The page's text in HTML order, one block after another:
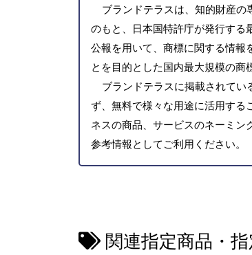
ブランドテラスは、知的財産
のもと、日本国特許庁が発行する
公報を用いて、商標に関する情報
とを目的とした国内最大規模の商
ブランドテラスに掲載されてい
ず、無料で様々な用途に活用する
ネスの商品、サービスのネーミン
参考情報としてご利用ください。
関連指定商品・